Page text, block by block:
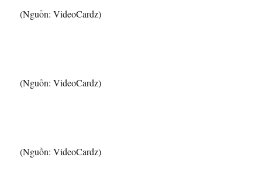
(Nguồn: VideoCardz)
(Nguồn: VideoCardz)
(Nguồn: VideoCardz)